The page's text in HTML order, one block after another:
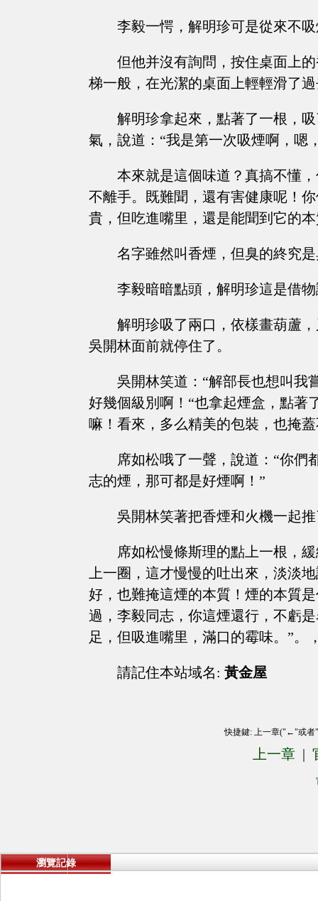
李毅一愕，解明珍可是從來不
但他并沒有詢問，按住桌面上
梯一般，在光潔的桌面上輕輕滑了
解明珍拿起來，點著了一根，
氣，說道：“我是第一次吸煙啊，嗯
本來就是這個味道？真搞不懂
不離手。既難聞，還有害健康呢！
貴，但吃進嘴里，還是能聞到它的
名字雖然叫香煙，但臭的終究
李毅暗暗點頭，解明珍這是借
解明珍吸了兩口，依樣畫葫蘆
吳開林面前就停住了。
吳開林笑道：“解部長也想叫我
好幾個級別啊！“也拿起煙盒，點著
嘛！看來，多么精美的包裝，也掩
席如松哦了一聲，說道：“你們
志的煙，那可都是好煙啊！”
吳開林笑著把香煙和火機一起
席如松慢條斯理的點上一根，
上一圈，這才慢慢的吐出來，淡淡
好，也難掩這煙的本質！煙的本質
過，李毅同志，你這煙還行，不虧
足，但吸進嘴里，滿口的霉味。”。
請記住本站域名: 黃金屋
快捷鍵: 上一章("←"或
上一章 |
瀏覽記錄